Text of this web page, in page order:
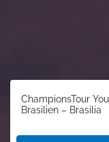
ChampionsTour
Brasilien – Brasilia